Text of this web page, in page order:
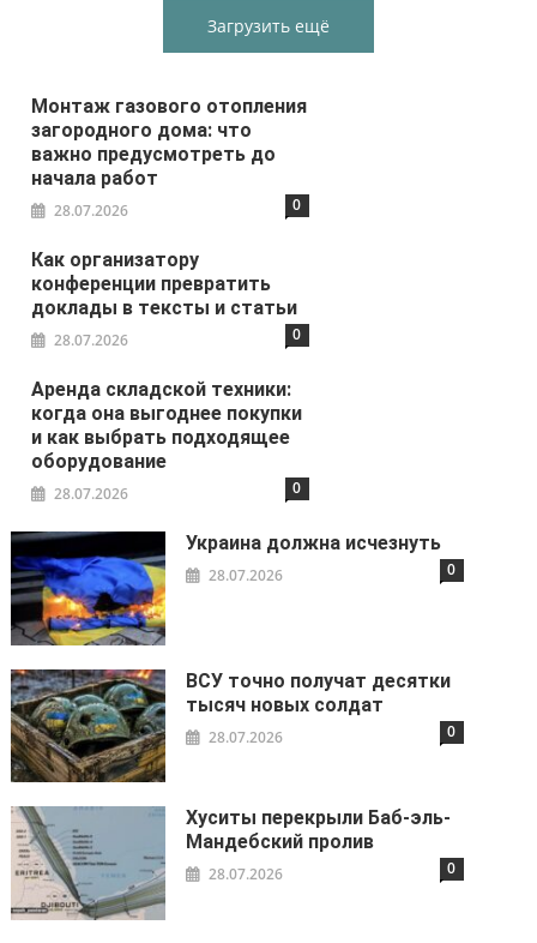
Загрузить ещё
Монтаж газового отопления
загородного дома: что
важно предусмотреть до
начала работ
28.07.2026 0
Как организатору
конференции превратить
доклады в тексты и статьи
28.07.2026 0
Аренда складской техники:
когда она выгоднее покупки
и как выбрать подходящее
оборудование
28.07.2026 0
Украина должна исчезнуть
28.07.2026 0
ВСУ точно получат десятки
тысяч новых солдат
28.07.2026 0
Хуситы перекрыли Баб-эль-
Мандебский пролив
28.07.2026 0